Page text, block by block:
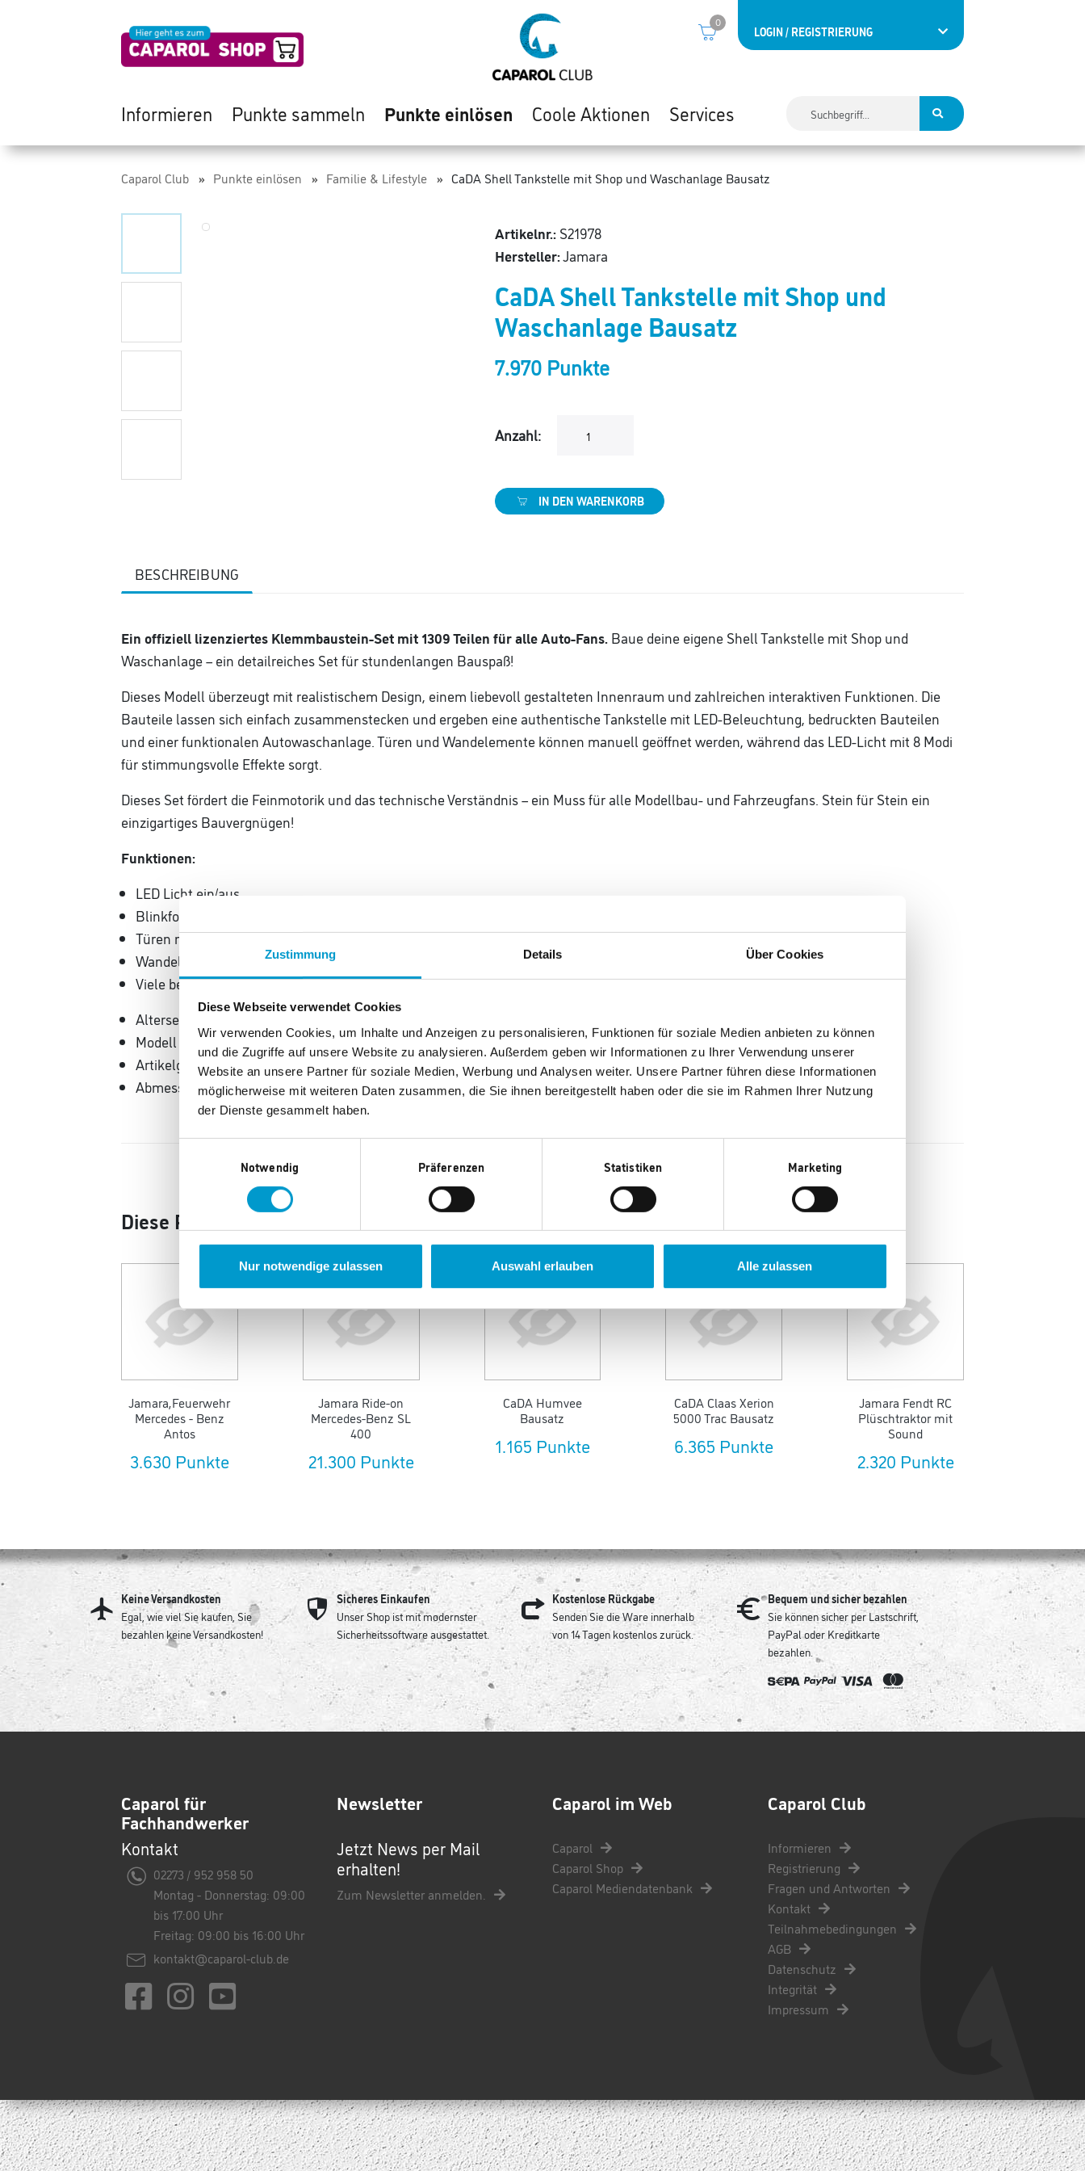
Zustimmung Details Über Cookies
Diese Webseite verwendet Cookies
Wir verwenden Cookies, um Inhalte und Anzeigen zu personalisieren, Funktionen für soziale Medien anbieten zu können
und die Zugriffe auf unsere Website zu analysieren. Außerdem geben wir Informationen zu Ihrer Verwendung unserer
Website an unsere Partner für soziale Medien, Werbung und Analysen weiter. Unsere Partner führen diese Informationen
möglicherweise mit weiteren Daten zusammen, die Sie ihnen bereitgestellt haben oder die sie im Rahmen Ihrer Nutzung
der Dienste gesammelt haben.
Notwendig Präferenzen Statistiken Marketing
Nur notwendige zulassen Auswahl erlauben Alle zulassen
0
LOGIN / REGISTRIERUNG
Informieren Punkte sammeln Punkte einlösen Coole Aktionen Services
Caparol Club Punkte einlösen Familie & Lifestyle CaDA Shell Tankstelle mit Shop und Waschanlage Bausatz
Artikelnr.: S21978
Hersteller:Jamara
CaDA Shell Tankstelle mit Shop und
Waschanlage Bausatz
7.970 Punkte
Anzahl:
IN DEN WARENKORB
BESCHREIBUNG
Ein offiziell lizenziertes Klemmbaustein-Set mit 1309 Teilen für alle Auto-Fans. Baue deine eigene Shell Tankstelle mit Shop und
Waschanlage – ein detailreiches Set für stundenlangen Bauspaß!
Dieses Modell überzeugt mit realistischem Design, einem liebevoll gestalteten Innenraum und zahlreichen interaktiven Funktionen. Die
Bauteile lassen sich einfach zusammenstecken und ergeben eine authentische Tankstelle mit LED-Beleuchtung, bedruckten Bauteilen
und einer funktionalen Autowaschanlage. Türen und Wandelemente können manuell geöffnet werden, während das LED-Licht mit 8 Modi
für stimmungsvolle Effekte sorgt.
Dieses Set fördert die Feinmotorik und das technische Verständnis – ein Muss für alle Modellbau- und Fahrzeugfans. Stein für Stein ein
einzigartiges Bauvergnügen!
Funktionen:
LED Licht ein/aus
Blinkfolge des LED Licht wechseln
Türen manuell öffnen/schließen
Wandelement manuell öffnen/schließen
Viele bewegliche Teile
Altersempfehlung: ab 14 Jahre
Modell besteht aus 1309 Teilen
Artikelgewicht: 1,65kg
Abmessungen: 29,60 × 27,20 × 20,00 cm
Diese Produkte könnten Ihnen auch gefallen.
Jamara,Feuerwehr
Mercedes - Benz
Antos
3.630 Punkte
Jamara Ride-on
Mercedes-Benz SL
400
21.300 Punkte
CaDA Humvee
Bausatz
1.165 Punkte
CaDA Claas Xerion
5000 Trac Bausatz
6.365 Punkte
Jamara Fendt RC
Plüschtraktor mit
Sound
2.320 Punkte
Keine Versandkosten
Egal, wie viel Sie kaufen, Sie
bezahlen keine Versandkosten!
Sicheres Einkaufen
Unser Shop ist mit modernster
Sicherheitssoftware ausgestattet.
Kostenlose Rückgabe
Senden Sie die Ware innerhalb
von 14 Tagen kostenlos zurück.
Bequem und sicher bezahlen
Sie können sicher per Lastschrift,
PayPal oder Kreditkarte
bezahlen.
Caparol für
Fachhandwerker
Kontakt
02273 / 952 958 50
Montag - Donnerstag: 09:00
bis 17:00 Uhr
Freitag: 09:00 bis 16:00 Uhr
kontakt@caparol-club.de
Newsletter
Jetzt News per Mail
erhalten!
Zum Newsletter anmelden.
Caparol im Web
Caparol
Caparol Shop
Caparol Mediendatenbank
Caparol Club
Informieren
Registrierung
Fragen und Antworten
Kontakt
Teilnahmebedingungen
AGB
Datenschutz
Integrität
Impressum